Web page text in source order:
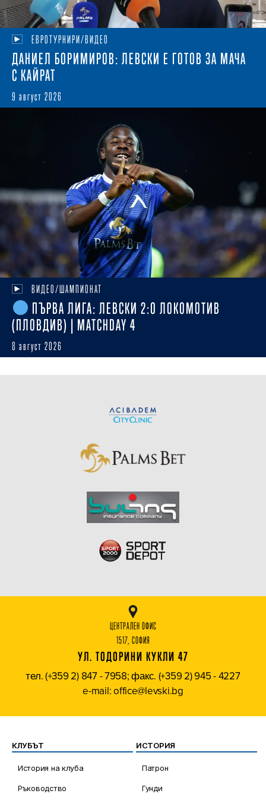
ЕВРОТУРНИРИ/ВИДЕО
ДАНИЕЛ БОРИМИРОВ: ЛЕВСКИ Е ГОТОВ ЗА МАЧА
С КАЙРАТ
9 август 2026
ВИДЕО/ШАМПИОНАТ
ПЪРВА ЛИГА: ЛЕВСКИ 2:0 ЛОКОМОТИВ
(ПЛОВДИВ) | MATCHDAY 4
8 август 2026
ЦЕНТРАЛЕН ОФИС
1517, СОФИЯ
УЛ. ТОДОРИНИ КУКЛИ 47
тел. (+359 2) 847 - 7958; факс. (+359 2) 945 - 4227
e-mail: office@levski.bg
КЛУБЪТ
История на клуба
Ръководство
ИСТОРИЯ
Патрон
Гунди